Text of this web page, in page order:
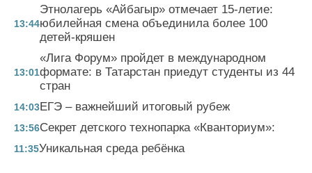
13:44
Этнолагерь «Айбагыр» отмечает 15-летие:
юбилейная смена объединила более 100
детей-кряшен
13:01
«Лига Форум» пройдет в международном
формате: в Татарстан приедут студенты из 44
стран
14:03ЕГЭ – важнейший итоговый рубеж
13:56Секрет детского технопарка «Кванториум»:
11:35Уникальная среда ребёнка